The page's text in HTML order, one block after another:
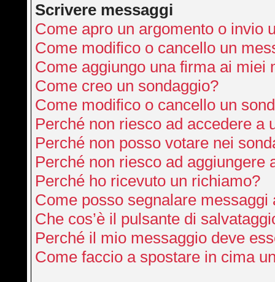
Scrivere messaggi
Come apro un argomento o invio
Come modifico o cancello un
Come aggiungo una firma ai miei
Come creo un sondaggio?
Come modifico o cancello un
Perché non riesco ad accedere a
Perché non posso votare nei
Perché non riesco ad aggiungere
Perché ho ricevuto un richiamo?
Come posso segnalare messaggi
Che cos’è il pulsante di
Perché il mio messaggio deve
Come faccio a spostare in cima